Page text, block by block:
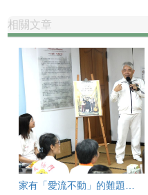
相關文章